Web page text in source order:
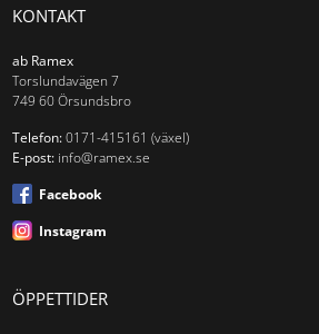
KONTAKT
ab Ramex
Torslundavägen 7
749 60 Örsundsbro
Telefon: 0171-415161 (växel)
E-post: info@ramex.se
Facebook
Instagram
ÖPPETTIDER